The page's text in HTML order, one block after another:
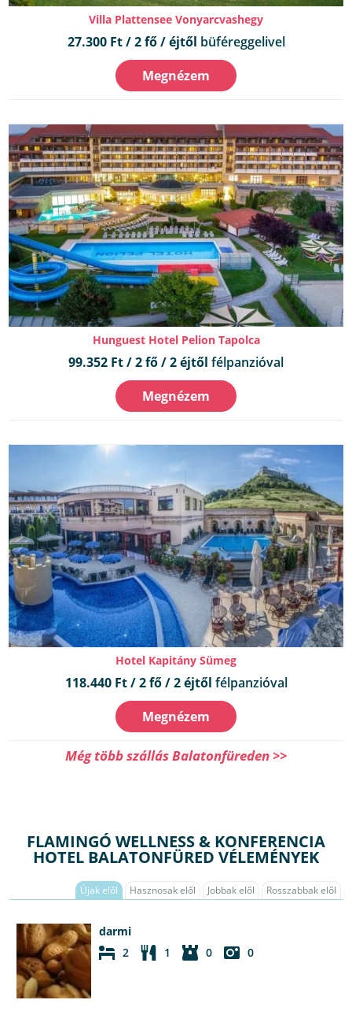
Villa Plattensee Vonyarcvashegy
27.300 Ft / 2 fő / éjtől büféreggelivel
Megnézem
Hunguest Hotel Pelion Tapolca
99.352 Ft / 2 fő / 2 éjtől félpanzióval
Megnézem
Hotel Kapitány Sümeg
118.440 Ft / 2 fő / 2 éjtől félpanzióval
Megnézem
Még több szállás Balatonfüreden >>
FLAMINGÓ WELLNESS & KONFERENCIA
HOTEL BALATONFÜRED VÉLEMÉNYEK
Újak elől Hasznosak elől Jobbak elől Rosszabbak elől
darmi
2
1 0 0